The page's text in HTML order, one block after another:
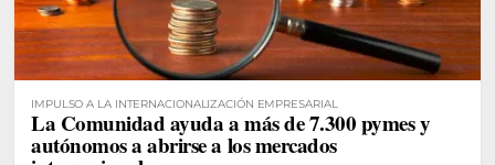
IMPULSO A LA INTERNACIONALIZACIÓN EMPRESARIAL
La Comunidad ayuda a más de 7.300 pymes y
autónomos a abrirse a los mercados